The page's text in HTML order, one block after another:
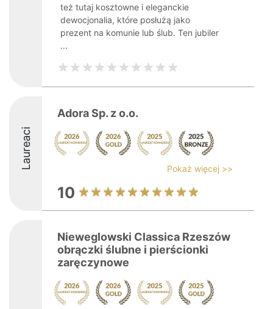
też tutaj kosztowne i eleganckie
dewocjonalia, które posłużą jako
prezent na komunie lub ślub. Ten jubiler
...
Laureaci
Adora Sp. z o.o.
Pokaż więcej >>
10
Nieweglowski Classica Rzeszów
obrączki ślubne i pierścionki
zaręczynowe